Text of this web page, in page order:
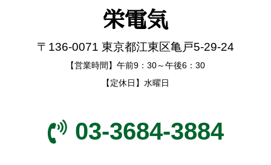
栄電気
〒136-0071 東京都江東区亀戸5-29-24
【営業時間】午前9：30～午後6：30
【定休日】水曜日
03-3684-3884